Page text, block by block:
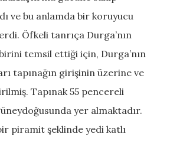
ve bu anlamda bir koruyucu
Öfkeli tanrıça Durga’nın
temsil ettiği için, Durga’nın
tapınağın girişinin üzerine ve
Tapınak 55 pencereli
yer almaktadır.
piramit şeklinde yedi katlı